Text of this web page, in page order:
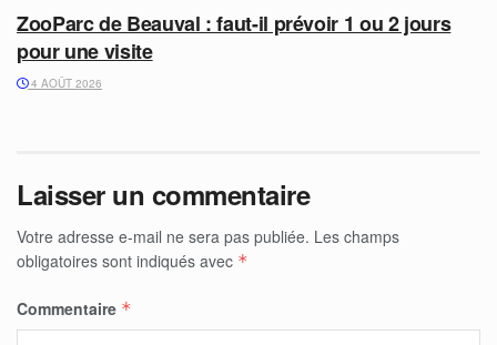
ZooParc de Beauval : faut-il prévoir 1 ou 2 jours
pour une visite
4 AOÛT 2026
Laisser un commentaire
Votre adresse e-mail ne sera pas publiée. Les champs
obligatoires sont indiqués avec *
Commentaire *